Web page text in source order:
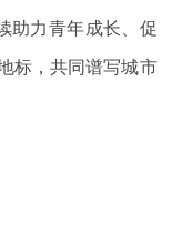
助力青年成长、促
标，共同谱写城市